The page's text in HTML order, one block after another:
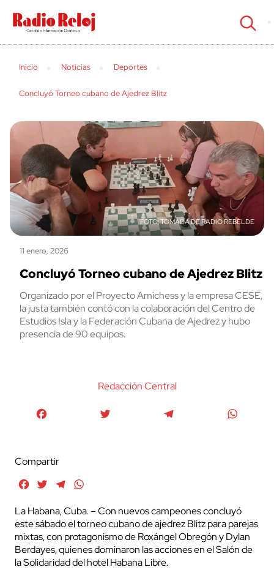
cerrar
Inicio Noticias Deportes
Concluyó Torneo cubano de Ajedrez Blitz
TOMADA DE RADIO REBELDE
11 enero, 2026
Concluyó Torneo cubano de Ajedrez Blitz
Organizado por el Proyecto Amichess y la empresa CESE,
la justa también contó con la colaboración del Centro de
Estudios Isla y la Federación Cubana de Ajedrez y hubo
presencia de 90 equipos.
Redacción Central
Compartir
FacebookTwitterTelegram
La Habana, Cuba. – Con nuevos campeones concluyó
este sábado el torneo cubano de ajedrez Blitz para parejas
mixtas, con protagonismo de Roxángel Obregón y Dylan
Berdayes, quienes dominaron las acciones en el Salón de
la Solidaridad del hotel Habana Libre.